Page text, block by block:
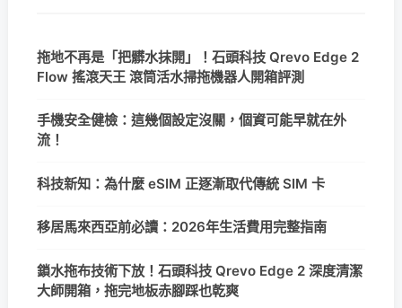
拖地不再是「把髒水抹開」！石頭科技 Qrevo Edge 2
Flow 搖滾天王 滾筒活水掃拖機器人開箱評測
手機安全健檢：這幾個設定沒關，個資可能早就在外
流！
科技新知：為什麼 eSIM 正逐漸取代傳統 SIM 卡
移居馬來西亞前必讀：2026年生活費用完整指南
鎖水拖布技術下放！石頭科技 Qrevo Edge 2 深度清潔
大師開箱，拖完地板赤腳踩也乾爽